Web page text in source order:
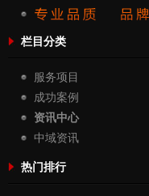
栏目分类
服务项目
成功案例
资讯中心
中域资讯
热门排行